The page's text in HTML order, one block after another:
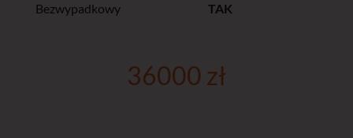
Bezwypadkowy
TAK
36000 zł